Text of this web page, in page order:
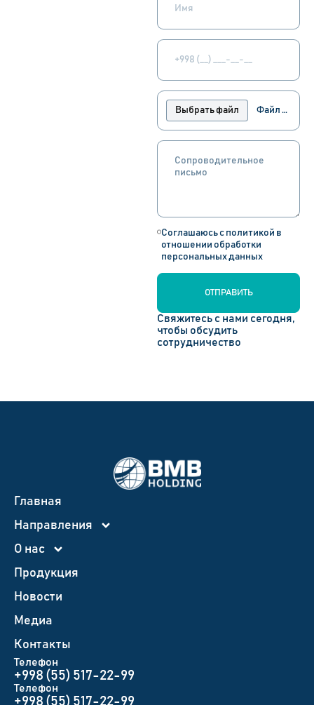
Выбрать файл Файл не выбран
Соглашаюсь с политикой в
отношении обработки
персональных данных
ОТПРАВИТЬ
Свяжитесь с нами сегодня,
чтобы обсудить
сотрудничество
Главная
Направления
О нас
Продукция
Новости
Медиа
Контакты
Телефон
+998 (55) 517-22-99
Телефон
+998 (55) 517-22-99